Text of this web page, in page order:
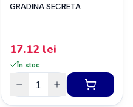
GRADINA SECRETA
17.12 lei
În stoc